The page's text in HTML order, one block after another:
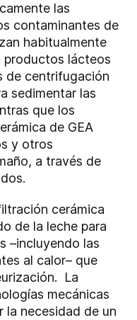
las
contaminantes de
habitualmente
productos lácteos
de centrifugación
sedimentar las
que los
de GEA
y otros
a través de
cerámica
de la leche para
–incluyendo las
al calor– que
La
mecánicas
la necesidad de un